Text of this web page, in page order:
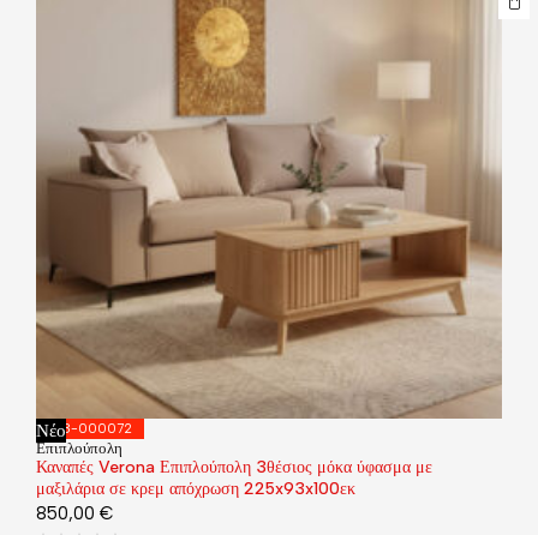
Νέο168-000072
Επιπλούπολη
Καναπές Verona Επιπλούπολη 3θέσιος μόκα ύφασμα με
μαξιλάρια σε κρεμ απόχρωση 225x93x100εκ
850,00 €